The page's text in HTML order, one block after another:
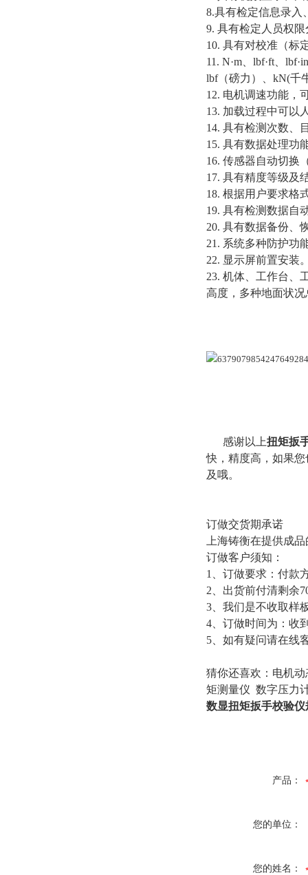
8.具有检定信息录入
9. 具有检定人员权
10. 具有对校准（标
11. N·m、lbf·ft、
lbf（磅力）、kN(千
12. 电机调速功能，
13. 加载过程中可以
14. 具有检测次数、
15. 具有数据处理功
16. 传感器自动切换
17. 具有精度等级及
18. 根据用户要求格
19. 具有检测数据自
20. 具有数据备份、
21. 系统多种防护功
22. 显示屏前置安装
23. 机体、工作台、
高度，多种地面状
感谢以上扭矩扳
快，精度高，如果您
及哦。
订做交货期承诺
上海铸衡在提供成
订做客户须知：
1、订做要求：付款
2、出货前付清剩余
3、我们是不收取样
4、订做时间为：收
5、如有疑问请在线
猜你还喜欢： 电机
矩测量仪 数字压力
数显扭矩扳手校验仪
产品：
您的单位：
您的姓名：